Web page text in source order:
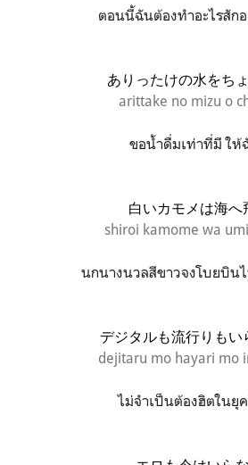
ตอนนี้ฉันต้องทำอะไรสัก
ありったけの水をち
arittake no mizu o
ขอน้ำดื่มเท่าที่มี ให้
白いカモメは海へ
shiroi kamome wa
นกนางนวลสีขาวจงโบยบิน
デジタルも流行りもい
dejitaru mo hayari mo
ไม่จำเป็นต้องฮิตในยุ